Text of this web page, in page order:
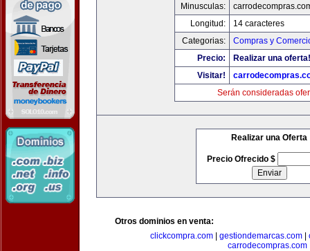
Minusculas:
Longitud:
14 caracteres
Categorias:
Compras y
Precio:
Realizar una oferta!
Visitar!
Serán consideradas
Realizar una Oferta
Precio Ofrecido $
Otros dominios en venta:
clickcompra.com
gestiondemarcas.com
carrodecompras.com